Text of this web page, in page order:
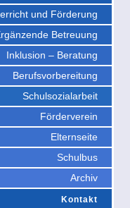
und Förderung
Betreuung
Inklusion – Beratung
Berufsvorbereitung
Schulsozialarbeit
Förderverein
Elternseite
Schulbus
Archiv
Kontakt